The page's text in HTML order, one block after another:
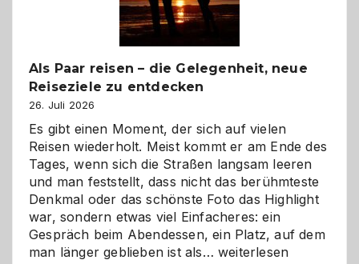
Als Paar reisen – die Gelegenheit, neue
Reiseziele zu entdecken
26. Juli 2026
Es gibt einen Moment, der sich auf vielen
Reisen wiederholt. Meist kommt er am Ende des
Tages, wenn sich die Straßen langsam leeren
und man feststellt, dass nicht das berühmteste
Denkmal oder das schönste Foto das Highlight
war, sondern etwas viel Einfacheres: ein
Gespräch beim Abendessen, ein Platz, auf dem
man länger geblieben ist als… Als
weiterlesen